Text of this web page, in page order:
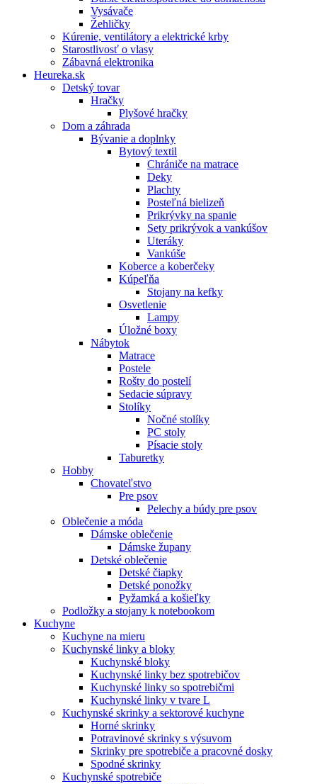
Vysávače
Žehličky
Kúrenie, ventilátory a elektrické krby
Starostlivosť o vlasy
Zábavná elektronika
Heureka.sk
Detský tovar
Hračky
Plyšové hračky
Dom a záhrada
Bývanie a doplnky
Bytový textil
Chrániče na matrace
Deky
Plachty
Posteľná bielizeň
Prikrývky na spanie
Sety prikrývok a vankúšov
Uteráky
Vankúše
Koberce a koberčeky
Kúpeľňa
Stojany na kefky
Osvetlenie
Lampy
Úložné boxy
Nábytok
Matrace
Postele
Rošty do postelí
Sedacie súpravy
Stolíky
Nočné stolíky
PC stoly
Písacie stoly
Taburetky
Hobby
Chovateľstvo
Pre psov
Pelechy a búdy pre psov
Oblečenie a móda
Dámske oblečenie
Dámske župany
Detské oblečenie
Detské čiapky
Detské ponožky
Pyžamká a košieľky
Podložky a stojany k notebookom
Kuchyne
Kuchyne na mieru
Kuchynské linky a bloky
Kuchynské bloky
Kuchynské linky bez spotrebičov
Kuchynské linky so spotrebičmi
Kuchynské linky v tvare L
Kuchynské skrinky a sektorové kuchyne
Horné skrinky
Potravinové skrinky s výsuvom
Skrinky pre spotrebiče a pracovné dosky
Spodné skrinky
Kuchynské spotrebiče